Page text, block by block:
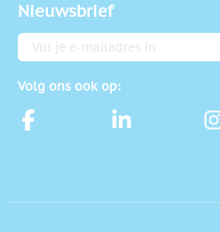
Nieuwsbrief
E-mailadres
Volg ons ook op: